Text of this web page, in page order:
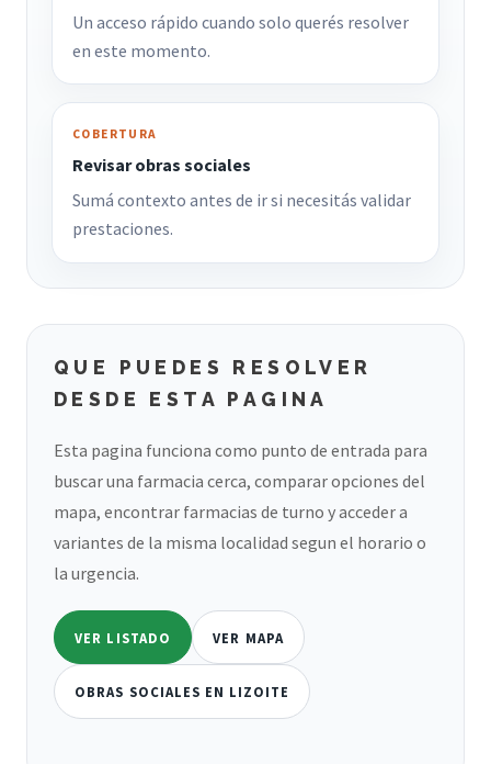
Un acceso rápido cuando solo querés resolver
en este momento.
COBERTURA
Revisar obras sociales
Sumá contexto antes de ir si necesitás validar
prestaciones.
QUE PUEDES RESOLVER
DESDE ESTA PAGINA
Esta pagina funciona como punto de entrada para
buscar una farmacia cerca, comparar opciones del
mapa, encontrar farmacias de turno y acceder a
variantes de la misma localidad segun el horario o
la urgencia.
VER LISTADO VER MAPA
OBRAS SOCIALES EN LIZOITE